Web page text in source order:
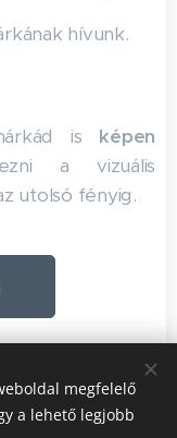
hívunk.
is képen
a vizuális
utolsó fényig.
megfelelő
a lehető legjobb